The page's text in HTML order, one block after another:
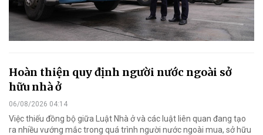
Hoàn thiện quy định người nước ngoài sở
hữu nhà ở
06/08/2026 04:14
Việc thiếu đồng bộ giữa Luật Nhà ở và các luật liên quan đang tạo
ra nhiều vướng mắc trong quá trình người nước ngoài mua, sở hữu